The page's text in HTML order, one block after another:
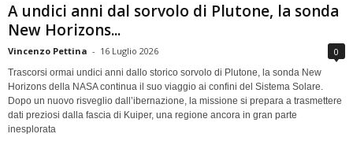
A undici anni dal sorvolo di Plutone, la sonda
New Horizons...
Vincenzo Pettina - 16 Luglio 2026 0
Trascorsi ormai undici anni dallo storico sorvolo di Plutone, la sonda New
Horizons della NASA continua il suo viaggio ai confini del Sistema Solare.
Dopo un nuovo risveglio dall’ibernazione, la missione si prepara a trasmettere
dati preziosi dalla fascia di Kuiper, una regione ancora in gran parte
inesplorata